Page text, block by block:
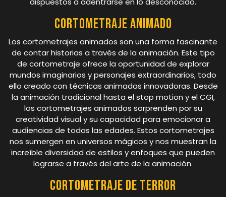
Cortometraje animado
Los cortometrajes animados son una forma fascinante
de contar historias a través de la animación. Este tipo
de cortometraje ofrece la oportunidad de explorar
mundos imaginarios y personajes extraordinarios, todo
ello creado con técnicas animadas innovadoras. Desde
la animación tradicional hasta el stop motion y el CGI,
los cortometrajes animados sorprenden por su
creatividad visual y su capacidad para emocionar a
audiencias de todas las edades. Estos cortometrajes
nos sumergen en universos mágicos y nos muestran la
increíble diversidad de estilos y enfoques que pueden
lograrse a través del arte de la animación.
Cortometraje de terror